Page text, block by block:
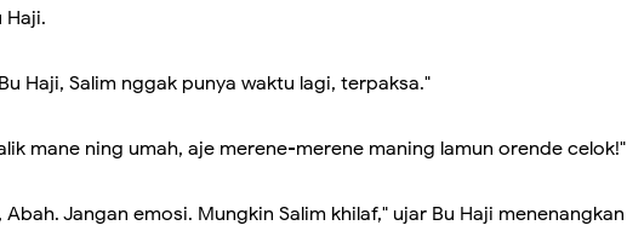
Haji.
Haji, Salim nggak punya waktu lagi, terpaksa."
mane ning umah, aje merene-merene maning lamun orende celok!"
Abah. Jangan emosi. Mungkin Salim khilaf," ujar Bu Haji menenangkan